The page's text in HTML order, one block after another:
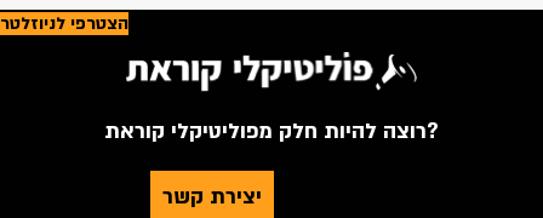
הצטרפי לניוזלטר
רוצה להיות חלק מפוליטיקלי קוראת?
יצירת קשר